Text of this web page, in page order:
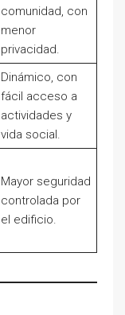
comunidad, con
menor
privacidad.
Dinámico, con
fácil acceso a
actividades y
vida social.
Mayor seguridad
controlada por
el edificio.